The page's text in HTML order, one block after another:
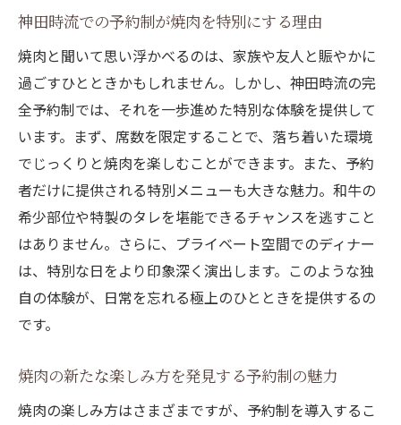
神田時流での予約制が焼肉を特別にする理由
焼肉と聞いて思い浮かべるのは、家族や友人と賑やかに
過ごすひとときかもしれません。しかし、神田時流の完
全予約制では、それを一歩進めた特別な体験を提供して
います。まず、席数を限定することで、落ち着いた環境
でじっくりと焼肉を楽しむことができます。また、予約
者だけに提供される特別メニューも大きな魅力。和牛の
希少部位や特製のタレを堪能できるチャンスを逃すこと
はありません。さらに、プライベート空間でのディナー
は、特別な日をより印象深く演出します。このような独
自の体験が、日常を忘れる極上のひとときを提供するの
です。
焼肉の新たな楽しみ方を発見する予約制の魅力
焼肉の楽しみ方はさまざまですが、予約制を導入するこ